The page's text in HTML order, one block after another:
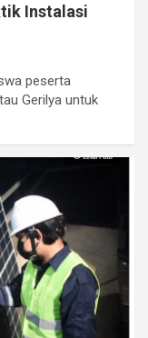
Instalasi
peserta
Gerilya untuk